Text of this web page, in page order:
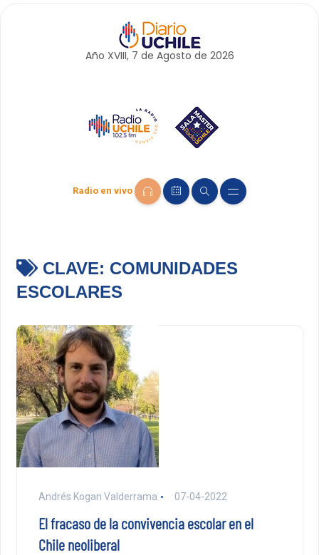
Año XVIII, 7 de Agosto de 2026
Radio en vivo
CLAVE: COMUNIDADES
ESCOLARES
Andrés Kogan Valderrama 07-04-2022
El fracaso de la convivencia escolar en el
Chile neoliberal